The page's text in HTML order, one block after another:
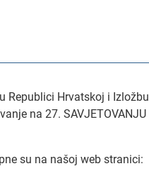
Republici Hrvatskoj i Izložbu
na 27. SAVJETOVANJU
su na našoj web stranici: